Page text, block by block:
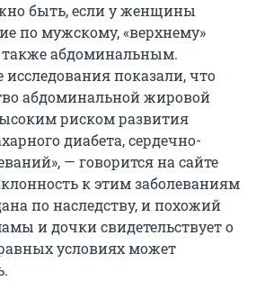
быть, если у женщины
по мужскому, «верхнему»
также абдоминальным.
показали, что
абдоминальной жировой
риском развития
диабета, сердечно-
— говорится на сайте
к этим заболеваниям
по наследству, и похожий
и дочки свидетельствует о
условиях может